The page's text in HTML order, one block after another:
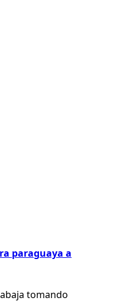
paraguaya a
tomando